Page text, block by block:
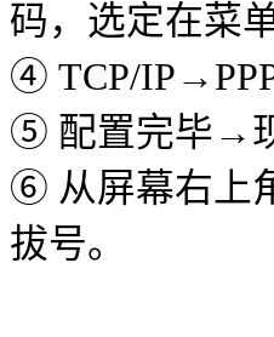
码，选定在菜
④ TCP/
⑤ 配置完毕→
⑥ 从屏幕右上
拔号。